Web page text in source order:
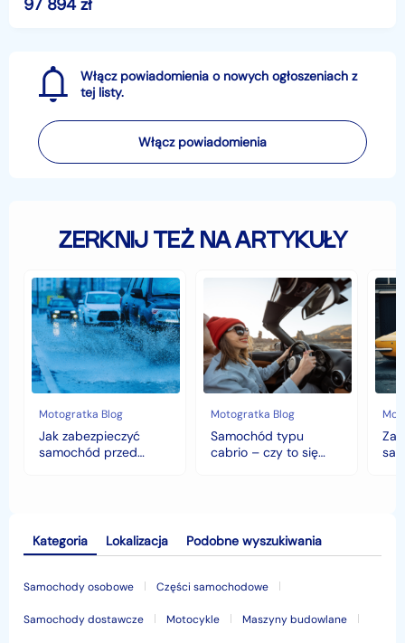
przyczep i na
Włącz powiadomienia o nowych ogłoszeniach z
tej listy.
Włącz powiadomienia
ZERKNIJ TEŻ NA ARTYKUŁY
Jak
zabezpieczyć
samochód
przed
jesiennymi
chłodami
i
deszczem?
Motogratka Blog
Jak zabezpieczyć
samochód przed
Samochód
cabrio
–
czy
to
się
opłaca
w
polskim
klimacie?
Motogratka Blog
Samochód typu
cabrio – czy to się
czyli
Kategoria
Samochody osobowe Części samochodowe
Samochody dostawcze Motocykle Maszyny budowlane
Lokalizacja Podobne wyszukiwania